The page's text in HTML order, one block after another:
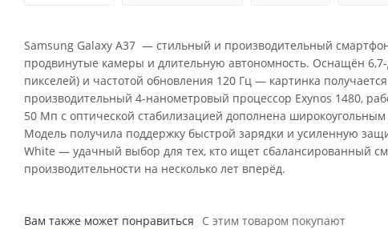
Samsung Galaxy A37 — стильный и производительный
продвинутые камеры и длительную автономность. Оснащён
пикселей) и частотой обновления 120 Гц — картинка
производительный 4-нанометровый процессор Exynos 1480,
50 Мп с оптической стабилизацией дополнена
Модель получила поддержку быстрой зарядки и усиленную
White — удачный выбор для тех, кто ищет сбалансированный
производительности на несколько лет вперёд.
Вам также может понравиться С этим товаром покупают